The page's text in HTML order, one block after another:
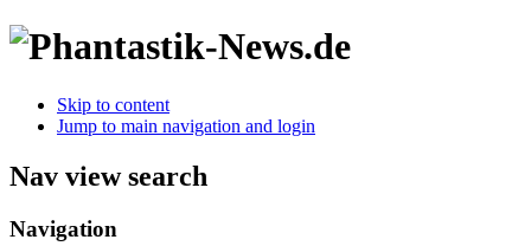
Skip to content
Jump to main navigation and login
Nav view search
Navigation